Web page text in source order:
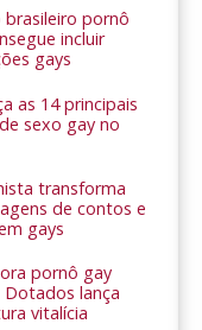
brasileiro pornô
incluir
gays
as 14 principais
sexo gay no
transforma
de contos e
gays
pornô gay
Dotados lança
vitalícia